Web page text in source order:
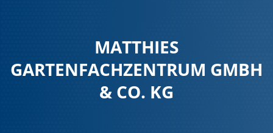
MATTHIES
GARTENFACHZENTRUM GMBH
& CO. KG